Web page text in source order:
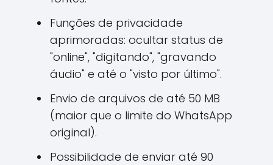
Funções de privacidade
aprimoradas: ocultar status de
"online", "digitando", "gravando
áudio" e até o "visto por último".
Envio de arquivos de até 50 MB
(maior que o limite do WhatsApp
original).
Possibilidade de enviar até 90